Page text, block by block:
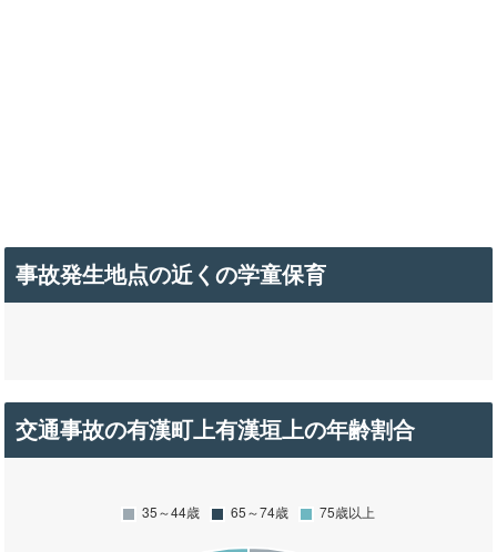
事故発生地点の近くの学童保育
交通事故の有漢町上有漢垣上の年齢割合